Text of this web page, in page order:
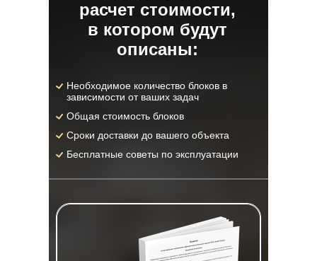
расчет стоимости,
в котором будут
описаны:
Необходимое количество блоков в
зависимости от ваших задач
Общая стоимость блоков
Сроки доставки до вашего объекта
Бесплатные советы по эксплуатации